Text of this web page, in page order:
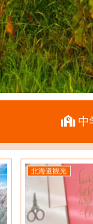
中
北海道観光